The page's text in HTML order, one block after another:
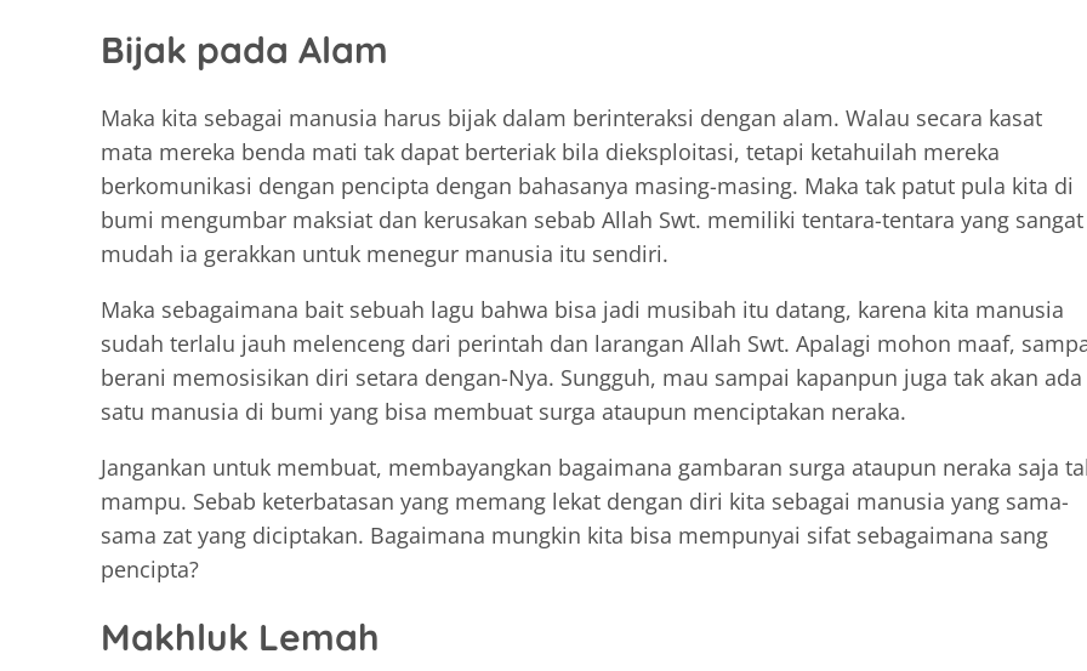
Bijak pada Alam
Maka kita sebagai manusia harus bijak dalam berinteraksi dengan alam. Walau secara kasat
mata mereka benda mati tak dapat berteriak bila dieksploitasi, tetapi ketahuilah mereka
berkomunikasi dengan pencipta dengan bahasanya masing-masing. Maka tak patut pula kita di
bumi mengumbar maksiat dan kerusakan sebab Allah Swt. memiliki tentara-tentara yang sangat
mudah ia gerakkan untuk menegur manusia itu sendiri.
Maka sebagaimana bait sebuah lagu bahwa bisa jadi musibah itu datang, karena kita manusia
sudah terlalu jauh melenceng dari perintah dan larangan Allah Swt. Apalagi mohon maaf,
berani memosisikan diri setara dengan-Nya. Sungguh, mau sampai kapanpun juga tak akan ada
satu manusia di bumi yang bisa membuat surga ataupun menciptakan neraka.
Jangankan untuk membuat, membayangkan bagaimana gambaran surga ataupun neraka saja
mampu. Sebab keterbatasan yang memang lekat dengan diri kita sebagai manusia yang sama-
sama zat yang diciptakan. Bagaimana mungkin kita bisa mempunyai sifat sebagaimana sang
pencipta?
Makhluk Lemah